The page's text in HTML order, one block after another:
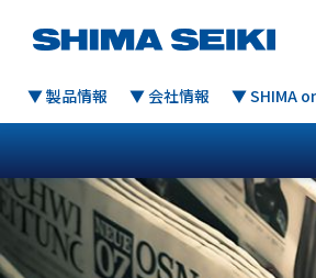
▼ 製品情報 ▼ 会社情報 ▼ SHIMA